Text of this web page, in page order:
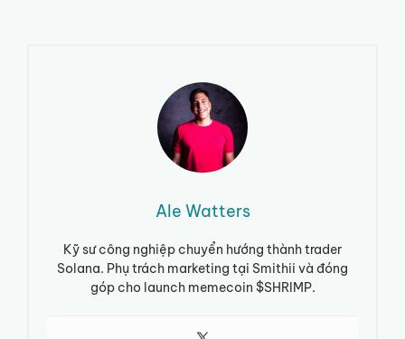
Ale Watters
Kỹ sư công nghiệp chuyển hướng thành trader
Solana. Phụ trách marketing tại Smithii và đóng
góp cho launch memecoin $SHRIMP.